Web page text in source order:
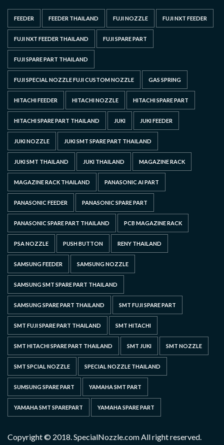
FEEDER FEEDER THAILAND FUJI NOZZLE FUJI NXT FEEDER
FUJI NXT FEEDER THAILAND FUJI SPARE PART
FUJI SPARE PART THAILAND
FUJI SPECIAL NOZZLE FUJI CUSTOM NOZZLE GAS SPRING
HITACHI FEEDER HITACHI NOZZLE HITACHI SPARE PART
HITACHI SPARE PART THAILAND JUKI JUKI FEEDER
JUKI NOZZLE JUKI SMT SPARE PART THAILAND
JUKI SMT THAILAND JUKI THAILAND MAGAZINE RACK
MAGAZINE RACK THAILAND PANASONIC AI PART
PANASONIC FEEDER PANASONIC SPARE PART
PANASONIC SPARE PART THAILAND PCB MAGAZINE RACK
PSA NOZZLE PUSH BUTTON RENY THAILAND
SAMSUNG FEEDER SAMSUNG NOZZLE
SAMSUNG SMT SPARE PART THAILAND
SAMSUNG SPARE PART THAILAND SMT FUJI SPARE PART
SMT FUJI SPARE PART THAILAND SMT HITACHI
SMT HITACHI SPARE PART THAILAND SMT JUKI SMT NOZZLE
SMT SPCIAL NOZZLE SPECIAL NOZZLE THAILAND
SUMSUNG SPARE PART YAMAHA SMT PART
YAMAHA SMT SPAREPART YAMAHA SPARE PART
Copyright © 2018. SpecialNozzle.com All right reserved.